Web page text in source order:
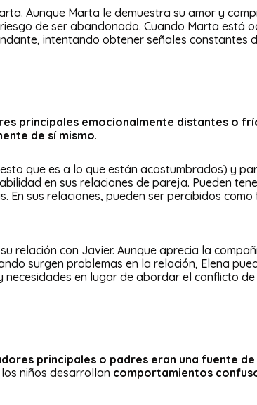
Aunque Marta le demuestra su amor y
de ser abandonado. Cuando Marta está
intentando obtener señales constantes
principales emocionalmente distantes o
de sí mismo.
que es a lo que están acostumbrados) y
en sus relaciones de pareja. Pueden
sus relaciones, pueden ser percibidos como
relación con Javier. Aunque aprecia la
surgen problemas en la relación, Elena
en lugar de abordar el conflicto de
principales o padres eran una fuente
niños desarrollan comportamientos